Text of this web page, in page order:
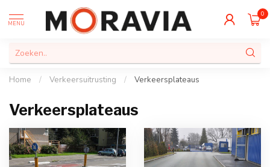
MENU
0
Home / Verkeersuitrusting / Verkeersplateaus
Verkeersplateaus